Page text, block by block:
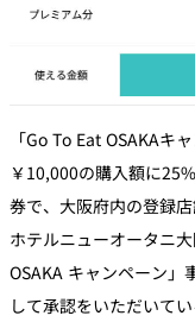
「Go To Eat OSAKAキ
￥10,000の購入額に
券で、大阪府内の登録
ホテルニューオータニ
OSAKA キャンペーン」
して承認をいただいて